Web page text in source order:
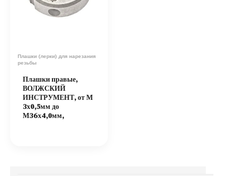
Плашки (лерки) для нарезания
резьбы
Плашки правые,
ВОЛЖСКИЙ
ИНСТРУМЕНТ, от М
3х0,5мм до
М36х4,0мм,